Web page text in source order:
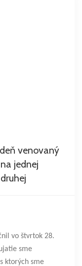
venovaný
jednej
vo štvrtok 28.
sme
ktorých sme